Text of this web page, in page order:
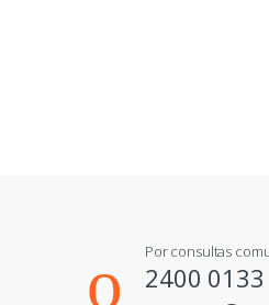
Por consultas
2400 0133